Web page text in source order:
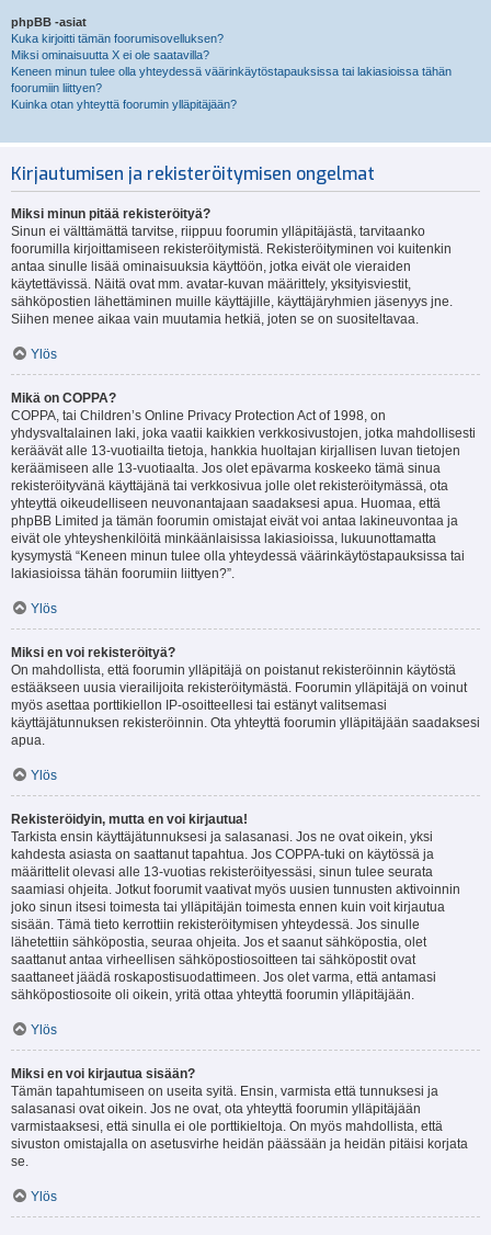
phpBB -asiat
Kuka kirjoitti tämän foorumisovelluksen?
Miksi ominaisuutta X ei ole saatavilla?
Keneen minun tulee olla yhteydessä väärinkäytöstapauksissa tai lakiasioissa tähän
foorumiin liittyen?
Kuinka otan yhteyttä foorumin ylläpitäjään?
Kirjautumisen ja rekisteröitymisen ongelmat
Miksi minun pitää rekisteröityä?
Sinun ei välttämättä tarvitse, riippuu foorumin ylläpitäjästä, tarvitaanko
foorumilla kirjoittamiseen rekisteröitymistä. Rekisteröityminen voi kuitenkin
antaa sinulle lisää ominaisuuksia käyttöön, jotka eivät ole vieraiden
käytettävissä. Näitä ovat mm. avatar-kuvan määrittely, yksityisviestit,
sähköpostien lähettäminen muille käyttäjille, käyttäjäryhmien jäsenyys jne.
Siihen menee aikaa vain muutamia hetkiä, joten se on suositeltavaa.
Ylös
Mikä on COPPA?
COPPA, tai Children’s Online Privacy Protection Act of 1998, on
yhdysvaltalainen laki, joka vaatii kaikkien verkkosivustojen, jotka mahdollisesti
keräävät alle 13-vuotiailta tietoja, hankkia huoltajan kirjallisen luvan tietojen
keräämiseen alle 13-vuotiaalta. Jos olet epävarma koskeeko tämä sinua
rekisteröityvänä käyttäjänä tai verkkosivua jolle olet rekisteröitymässä, ota
yhteyttä oikeudelliseen neuvonantajaan saadaksesi apua. Huomaa, että
phpBB Limited ja tämän foorumin omistajat eivät voi antaa lakineuvontaa ja
eivät ole yhteyshenkilöitä minkäänlaisissa lakiasioissa, lukuunottamatta
kysymystä “Keneen minun tulee olla yhteydessä väärinkäytöstapauksissa tai
lakiasioissa tähän foorumiin liittyen?”.
Ylös
Miksi en voi rekisteröityä?
On mahdollista, että foorumin ylläpitäjä on poistanut rekisteröinnin käytöstä
estääkseen uusia vierailijoita rekisteröitymästä. Foorumin ylläpitäjä on voinut
myös asettaa porttikiellon IP-osoitteellesi tai estänyt valitsemasi
käyttäjätunnuksen rekisteröinnin. Ota yhteyttä foorumin ylläpitäjään saadaksesi
apua.
Ylös
Rekisteröidyin, mutta en voi kirjautua!
Tarkista ensin käyttäjätunnuksesi ja salasanasi. Jos ne ovat oikein, yksi
kahdesta asiasta on saattanut tapahtua. Jos COPPA-tuki on käytössä ja
määrittelit olevasi alle 13-vuotias rekisteröityessäsi, sinun tulee seurata
saamiasi ohjeita. Jotkut foorumit vaativat myös uusien tunnusten aktivoinnin
joko sinun itsesi toimesta tai ylläpitäjän toimesta ennen kuin voit kirjautua
sisään. Tämä tieto kerrottiin rekisteröitymisen yhteydessä. Jos sinulle
lähetettiin sähköpostia, seuraa ohjeita. Jos et saanut sähköpostia, olet
saattanut antaa virheellisen sähköpostiosoitteen tai sähköpostit ovat
saattaneet jäädä roskapostisuodattimeen. Jos olet varma, että antamasi
sähköpostiosoite oli oikein, yritä ottaa yhteyttä foorumin ylläpitäjään.
Ylös
Miksi en voi kirjautua sisään?
Tämän tapahtumiseen on useita syitä. Ensin, varmista että tunnuksesi ja
salasanasi ovat oikein. Jos ne ovat, ota yhteyttä foorumin ylläpitäjään
varmistaaksesi, että sinulla ei ole porttikieltoja. On myös mahdollista, että
sivuston omistajalla on asetusvirhe heidän päässään ja heidän pitäisi korjata
se.
Ylös